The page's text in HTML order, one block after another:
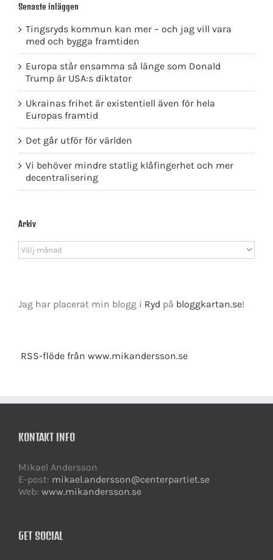
Senaste inläggen
Tingsryds kommun kan mer – och jag vill vara
med och bygga framtiden
Europa står ensamma så länge som Donald
Trump är USA:s diktator
Ukrainas frihet är existentiell även för hela
Europas framtid
Det går utför för världen
Vi behöver mindre statlig klåfingerhet och mer
decentralisering
Arkiv
Arkiv
Jag har placerat min blogg i Ryd på bloggkartan.se!
RSS-flöde från www.mikandersson.se
KONTAKT INFO
Mikael Andersson
E-post: mikael.andersson@centerpartiet.se
Web: www.mikandersson.se
GET SOCIAL